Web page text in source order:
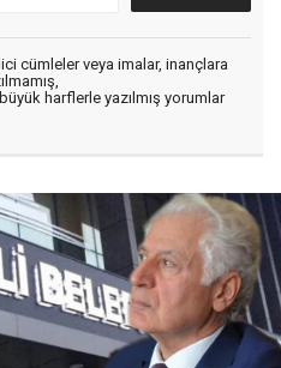
cümleler veya imalar, inançlara
harflerle yazılmış yorumlar